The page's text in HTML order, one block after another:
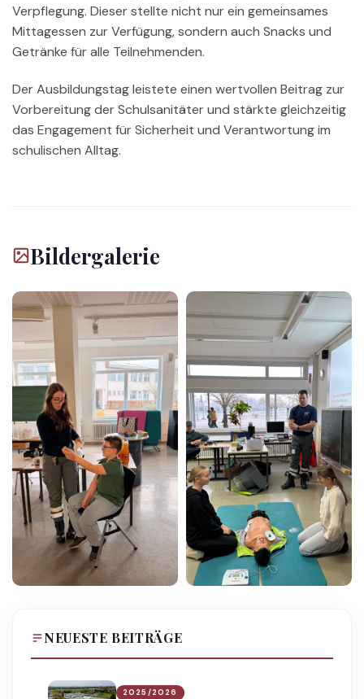
Verpflegung. Dieser stellte nicht nur ein gemeinsames
Mittagessen zur Verfügung, sondern auch Snacks und
Getränke für alle Teilnehmenden.
Der Ausbildungstag leistete einen wertvollen Beitrag zur
Vorbereitung der Schulsanitäter und stärkte gleichzeitig
das Engagement für Sicherheit und Verantwortung im
schulischen Alltag.
Bildergalerie
NEUESTE BEITRÄGE
2025/2026